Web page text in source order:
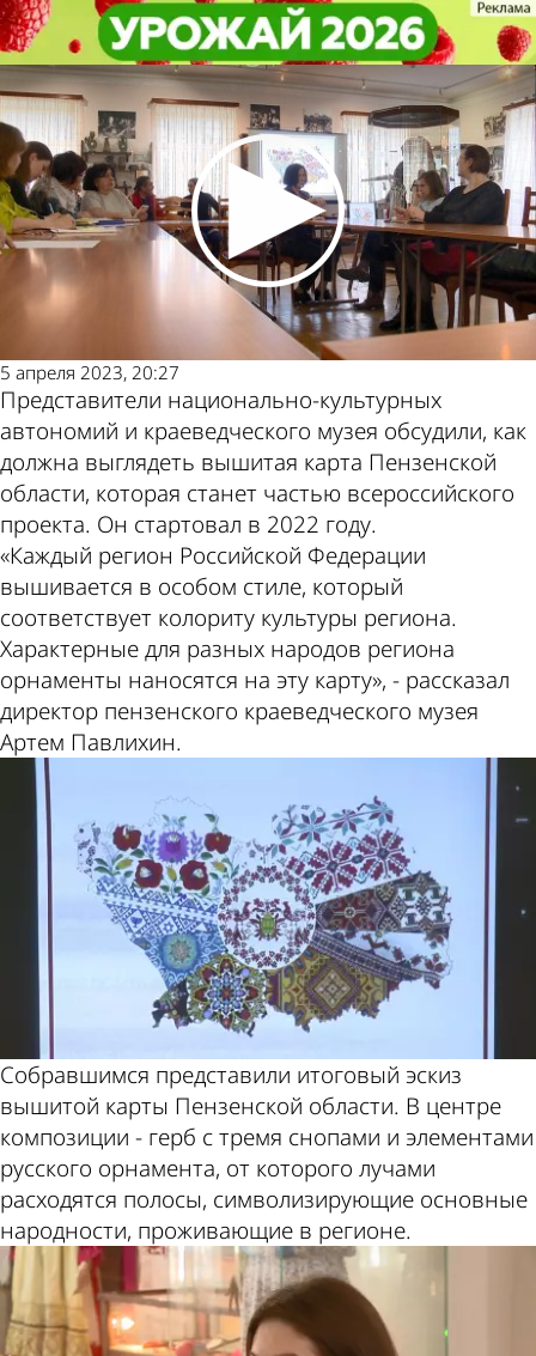
В Пензе показали итоговый эскиз
вышитой карты области
Общество
5 апреля 2023, 20:27
Представители национально-культурных
автономий и краеведческого музея обсудили, как
должна выглядеть вышитая карта Пензенской
области, которая станет частью всероссийского
проекта. Он стартовал в 2022 году.
«Каждый регион Российской Федерации
вышивается в особом стиле, который
соответствует колориту культуры региона.
Характерные для разных народов региона
орнаменты наносятся на эту карту», - рассказал
директор пензенского краеведческого музея
Артем Павлихин.
Собравшимся представили итоговый эскиз
вышитой карты Пензенской области. В центре
композиции - герб с тремя снопами и элементами
русского орнамента, от которого лучами
расходятся полосы, символизирующие основные
народности, проживающие в регионе.
В Пензе показали итоговый эскиз
вышитой карты области
Общество
Другие
новости по
теме
Погода и
курсы валют
в Пензе